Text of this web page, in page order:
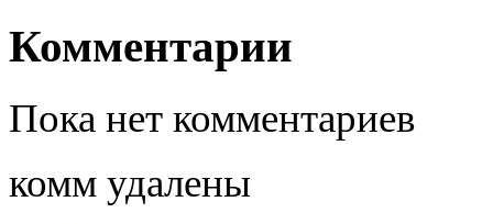
Комментарии
Пока нет комментариев
комм удалены